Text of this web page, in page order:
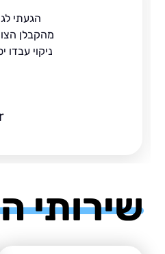
הגעתי
מהקבלן
ניקוי
שירותי